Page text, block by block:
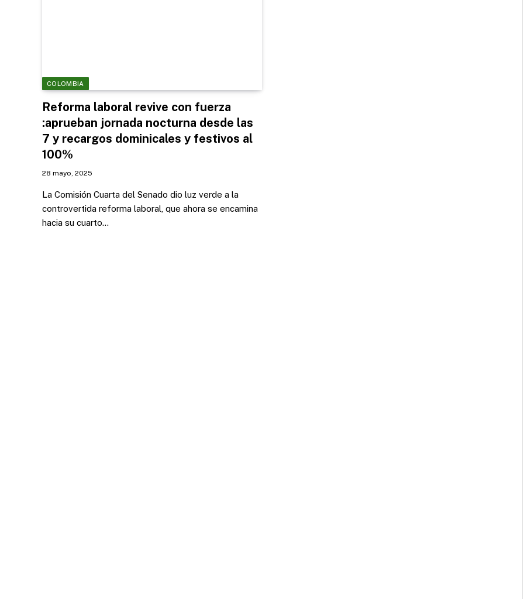
COLOMBIA
Reforma laboral revive con fuerza
:aprueban jornada nocturna desde las
7 y recargos dominicales y festivos al
100%
28 mayo, 2025
La Comisión Cuarta del Senado dio luz verde a la
controvertida reforma laboral, que ahora se encamina
hacia su cuarto…